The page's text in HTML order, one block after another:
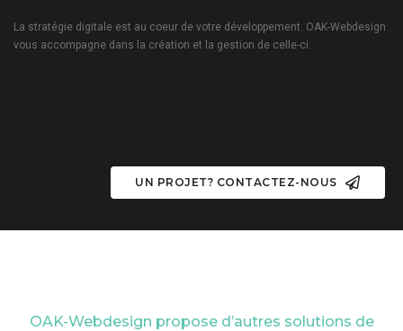
La stratégie digitale est au coeur de votre développement. OAK-Webdesign
vous accompagne dans la création et la gestion de celle-ci.
UN PROJET? CONTACTEZ-NOUS
OAK-Webdesign propose d’autres solutions de